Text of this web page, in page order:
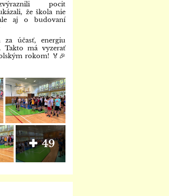
pocit
že škola nie
aj o budovaní
za účasť, energiu
má vyzerať
rokom! 🏅🎉
49